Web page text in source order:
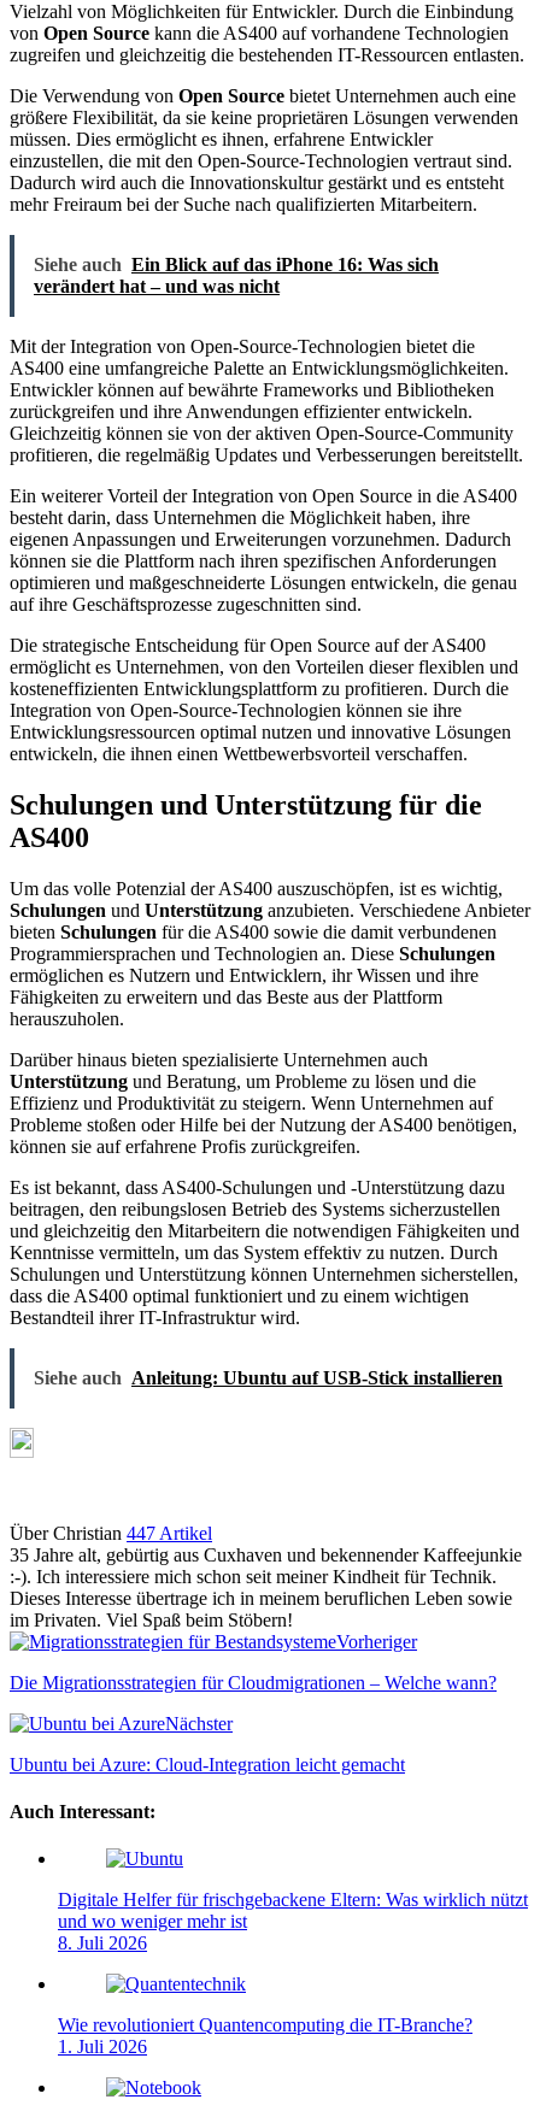
Vielzahl von Möglichkeiten für Entwickler. Durch die Einbindung
von Open Source kann die AS400 auf vorhandene Technologien
zugreifen und gleichzeitig die bestehenden IT-Ressourcen entlasten.
Die Verwendung von Open Source bietet Unternehmen auch eine
größere Flexibilität, da sie keine proprietären Lösungen verwenden
müssen. Dies ermöglicht es ihnen, erfahrene Entwickler
einzustellen, die mit den Open-Source-Technologien vertraut sind.
Dadurch wird auch die Innovationskultur gestärkt und es entsteht
mehr Freiraum bei der Suche nach qualifizierten Mitarbeitern.
Siehe auch Ein Blick auf das iPhone 16: Was sich
verändert hat – und was nicht
Mit der Integration von Open-Source-Technologien bietet die
AS400 eine umfangreiche Palette an Entwicklungsmöglichkeiten.
Entwickler können auf bewährte Frameworks und Bibliotheken
zurückgreifen und ihre Anwendungen effizienter entwickeln.
Gleichzeitig können sie von der aktiven Open-Source-Community
profitieren, die regelmäßig Updates und Verbesserungen bereitstellt.
Ein weiterer Vorteil der Integration von Open Source in die AS400
besteht darin, dass Unternehmen die Möglichkeit haben, ihre
eigenen Anpassungen und Erweiterungen vorzunehmen. Dadurch
können sie die Plattform nach ihren spezifischen Anforderungen
optimieren und maßgeschneiderte Lösungen entwickeln, die genau
auf ihre Geschäftsprozesse zugeschnitten sind.
Die strategische Entscheidung für Open Source auf der AS400
ermöglicht es Unternehmen, von den Vorteilen dieser flexiblen und
kosteneffizienten Entwicklungsplattform zu profitieren. Durch die
Integration von Open-Source-Technologien können sie ihre
Entwicklungsressourcen optimal nutzen und innovative Lösungen
entwickeln, die ihnen einen Wettbewerbsvorteil verschaffen.
Schulungen und Unterstützung für die
AS400
Um das volle Potenzial der AS400 auszuschöpfen, ist es wichtig,
Schulungen und Unterstützung anzubieten. Verschiedene Anbieter
bieten Schulungen für die AS400 sowie die damit verbundenen
Programmiersprachen und Technologien an. Diese Schulungen
ermöglichen es Nutzern und Entwicklern, ihr Wissen und ihre
Fähigkeiten zu erweitern und das Beste aus der Plattform
herauszuholen.
Darüber hinaus bieten spezialisierte Unternehmen auch
Unterstützung und Beratung, um Probleme zu lösen und die
Effizienz und Produktivität zu steigern. Wenn Unternehmen auf
Probleme stoßen oder Hilfe bei der Nutzung der AS400 benötigen,
können sie auf erfahrene Profis zurückgreifen.
Es ist bekannt, dass AS400-Schulungen und -Unterstützung dazu
beitragen, den reibungslosen Betrieb des Systems sicherzustellen
und gleichzeitig den Mitarbeitern die notwendigen Fähigkeiten und
Kenntnisse vermitteln, um das System effektiv zu nutzen. Durch
Schulungen und Unterstützung können Unternehmen sicherstellen,
dass die AS400 optimal funktioniert und zu einem wichtigen
Bestandteil ihrer IT-Infrastruktur wird.
Siehe auch Anleitung: Ubuntu auf USB-Stick installieren
Über Christian 447 Artikel
35 Jahre alt, gebürtig aus Cuxhaven und bekennender Kaffeejunkie
:-). Ich interessiere mich schon seit meiner Kindheit für Technik.
Dieses Interesse übertrage ich in meinem beruflichen Leben sowie
im Privaten. Viel Spaß beim Stöbern!
Webseite
Vorheriger
Die Migrationsstrategien für Cloudmigrationen – Welche wann?
Nächster
Ubuntu bei Azure: Cloud-Integration leicht gemacht
Auch Interessant:
Digitale Helfer für frischgebackene Eltern: Was wirklich nützt
und wo weniger mehr ist
8. Juli 2026
Wie revolutioniert Quantencomputing die IT-Branche?
1. Juli 2026